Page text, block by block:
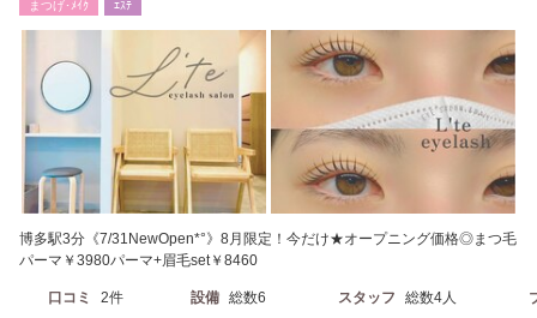
まつげ･ﾒｲｸ ｴｽﾃ
博多駅3分《7/31NewOpen*°》8月限定！今だけ★オープニング価格◎まつ毛
パーマ￥3980パーマ+眉毛set￥8460
口コミ 2件 設備 総数6 スタッフ 総数4人